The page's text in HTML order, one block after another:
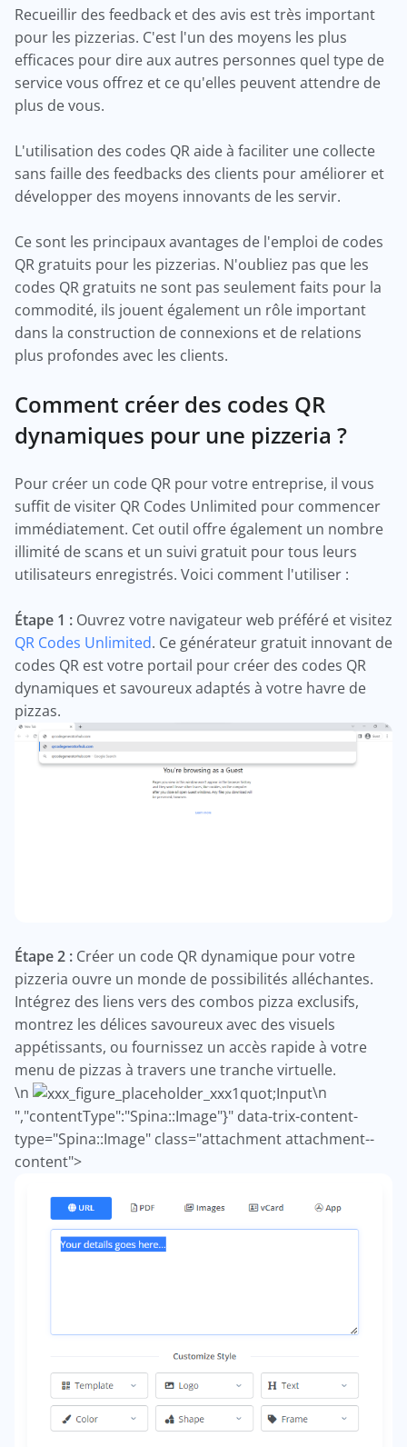
Recueillir des feedback et des avis est très important
pour les pizzerias. C'est l'un des moyens les plus
efficaces pour dire aux autres personnes quel type de
service vous offrez et ce qu'elles peuvent attendre de
plus de vous.
L'utilisation des codes QR aide à faciliter une collecte
sans faille des feedbacks des clients pour améliorer et
développer des moyens innovants de les servir.
Ce sont les principaux avantages de l'emploi de codes
QR gratuits pour les pizzerias. N'oubliez pas que les
codes QR gratuits ne sont pas seulement faits pour la
commodité, ils jouent également un rôle important
dans la construction de connexions et de relations
plus profondes avec les clients.
Comment créer des codes QR
dynamiques pour une pizzeria ?
Pour créer un code QR pour votre entreprise, il vous
suffit de visiter QR Codes Unlimited pour commencer
immédiatement. Cet outil offre également un nombre
illimité de scans et un suivi gratuit pour tous leurs
utilisateurs enregistrés. Voici comment l'utiliser :
Étape 1 : Ouvrez votre navigateur web préféré et visitez
QR Codes Unlimited. Ce générateur gratuit innovant de
codes QR est votre portail pour créer des codes QR
dynamiques et savoureux adaptés à votre havre de
pizzas.
Étape 2 : Créer un code QR dynamique pour votre
pizzeria ouvre un monde de possibilités alléchantes.
Intégrez des liens vers des combos pizza exclusifs,
montrez les délices savoureux avec des visuels
appétissants, ou fournissez un accès rapide à votre
menu de pizzas à travers une tranche virtuelle.
\n
\n
","contentType":"Spina::Image"}" data-trix-content-
type="Spina::Image" class="attachment attachment--
content">